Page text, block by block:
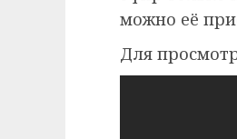
можно её
Для